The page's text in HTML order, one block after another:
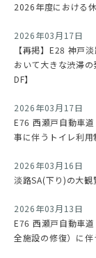
2026年度における
2026年03月17日
【再掲】E28 神戸
おいて大きな渋滞
DF】
2026年03月17日
E76 西瀬戸自動車
事に伴うトイレ利用
2026年03月16日
淡路SA(下り)の大観
2026年03月13日
E76 西瀬戸自動車
全施設の修復）に伴